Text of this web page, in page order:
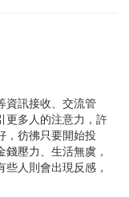
資訊接收、交流管
更多人的注意力，許
，彷彿只要開始投
壓力、生活無虞，
人則會出現反感，